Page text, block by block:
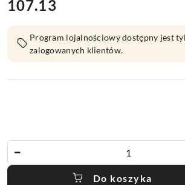
Cena:
107.13
Program lojalnościowy dostępny jest
zalogowanych klientów.
Do koszyka